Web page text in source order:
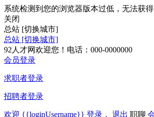
系统检测到您的浏览器版本过低，无法获
关闭
总站 [切换城市]
总站 [切换城市]
92人才网欢迎您！电话：000-0000000
会员登录
求职者登录
招聘者登录
欢迎 {{loginUsername}} 登录， 退出 职聊